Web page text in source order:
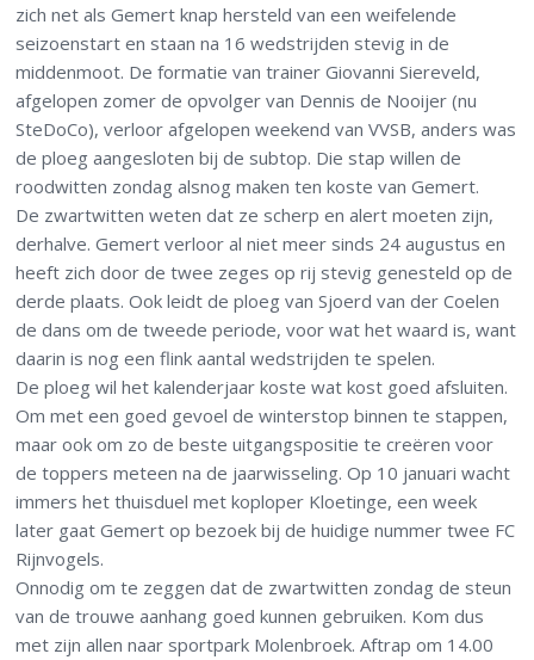
zich net als Gemert knap hersteld van een weifelende
seizoenstart en staan na 16 wedstrijden stevig in de
middenmoot. De formatie van trainer Giovanni Siereveld,
afgelopen zomer de opvolger van Dennis de Nooijer (nu
SteDoCo), verloor afgelopen weekend van VVSB, anders was
de ploeg aangesloten bij de subtop. Die stap willen de
roodwitten zondag alsnog maken ten koste van Gemert.
De zwartwitten weten dat ze scherp en alert moeten zijn,
derhalve. Gemert verloor al niet meer sinds 24 augustus en
heeft zich door de twee zeges op rij stevig genesteld op de
derde plaats. Ook leidt de ploeg van Sjoerd van der Coelen
de dans om de tweede periode, voor wat het waard is, want
daarin is nog een flink aantal wedstrijden te spelen.
De ploeg wil het kalenderjaar koste wat kost goed afsluiten.
Om met een goed gevoel de winterstop binnen te stappen,
maar ook om zo de beste uitgangspositie te creëren voor
de toppers meteen na de jaarwisseling. Op 10 januari wacht
immers het thuisduel met koploper Kloetinge, een week
later gaat Gemert op bezoek bij de huidige nummer twee FC
Rijnvogels.
Onnodig om te zeggen dat de zwartwitten zondag de steun
van de trouwe aanhang goed kunnen gebruiken. Kom dus
met zijn allen naar sportpark Molenbroek. Aftrap om 14.00